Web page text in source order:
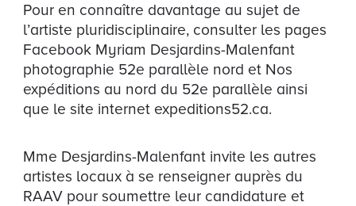
Pour en connaître davantage au sujet de
l’artiste pluridisciplinaire, consulter les pages
Facebook Myriam Desjardins-Malenfant
photographie 52e parallèle nord et Nos
expéditions au nord du 52e parallèle ainsi
que le site internet expeditions52.ca.
Mme Desjardins-Malenfant invite les autres
artistes locaux à se renseigner auprès du
RAAV pour soumettre leur candidature et